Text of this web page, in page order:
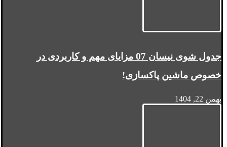
جدول شوی نیسان 07 مزایای مهم و کاربردی در
خصوص ماشین پاکسازی!
بهمن 22, 1404